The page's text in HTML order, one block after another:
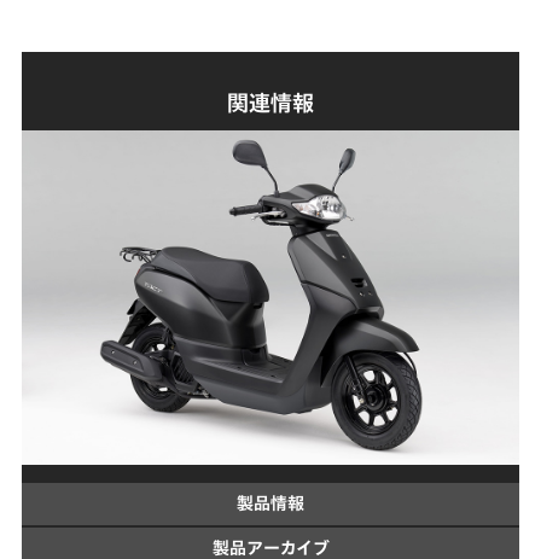
関連情報
製品情報
製品アーカイブ